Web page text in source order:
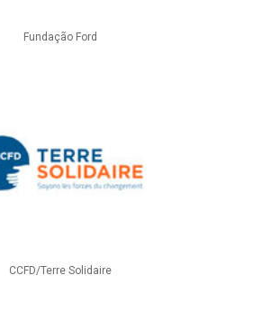
Fundação Ford
CCFD/Terre Solidaire